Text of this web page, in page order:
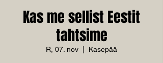
Kas me sellist Eestit
tahtsime
R, 07. nov Kasepää